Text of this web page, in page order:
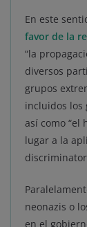
En este
favor de la
“la
diversos
grupos
incluidos los
así como “el
lugar a la
neonazis o
en el